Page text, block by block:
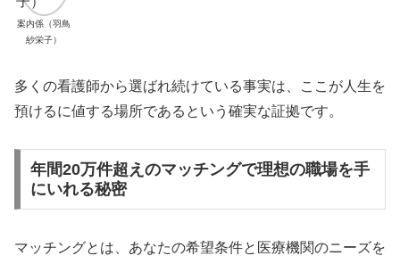
案内係（羽鳥
紗栄子）
多くの看護師から選ばれ続けている事実は、ここが人生を
預けるに値する場所であるという確実な証拠です。
年間20万件超えのマッチングで理想の職場を手
にいれる秘密
マッチングとは、あなたの希望条件と医療機関のニーズを